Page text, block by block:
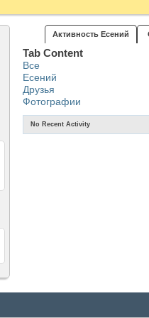
Активность Есений
Tab Content
Все
Есений
Друзья
Фотографии
No Recent Activity